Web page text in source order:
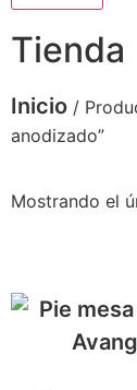
Tienda
Inicio /
anodizado”
Mostrando el